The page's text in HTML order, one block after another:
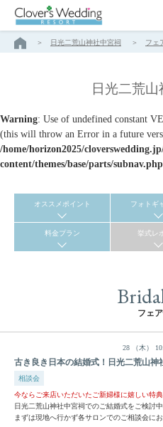
日光二荒山神社中宮祠 フェ
日光二荒
Warning: Use of undefined constant
(this will throw an Error in a future
/home/horizon2025/
content/themes/base/parts/subnav.php
オススメポイント フォトギ
料金プラン 挙式レ
フェ
28 （木）
古き良き日本の結婚式！日光二荒山
相談会
今ならご来店いただいたご新婦様に嬉しい特
日光二荒山神社中宮祠でのご結婚式をご検討
まずは現地へ行かず各サロンでのご相談会に